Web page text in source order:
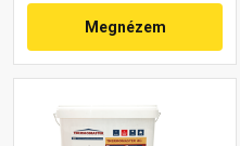
Megnézem